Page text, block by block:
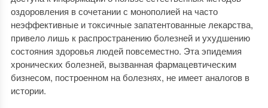
оздоровления в сочетании с монополией на часто
неэффективные и токсичные запатентованные лекарства,
привело лишь к распространению болезней и ухудшению
состояния здоровья людей повсеместно. Эта эпидемия
хронических болезней, вызванная фармацевтическим
бизнесом, построенном на болезнях, не имеет аналогов в
истории.